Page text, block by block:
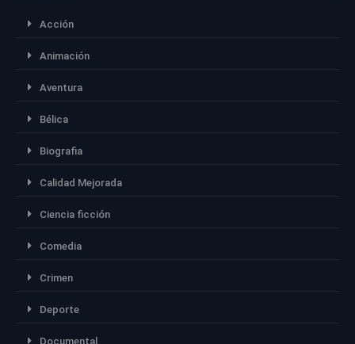
Acción
Animación
Aventura
Bélica
Biografia
Calidad Mejorada
Ciencia ficción
Comedia
Crimen
Deporte
Documental